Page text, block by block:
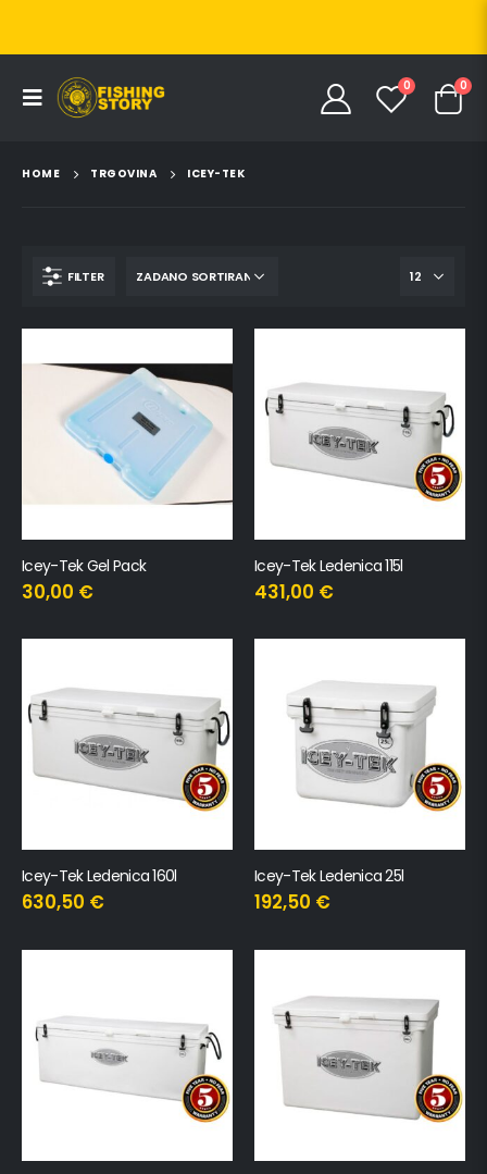
0 0
HOME TRGOVINA ICEY-TEK
FILTER
Icey-Tek Gel Pack
30,00 €
Icey-Tek Ledenica 115l
431,00 €
Icey-Tek Ledenica 160l
630,50 €
Icey-Tek Ledenica 25l
192,50 €